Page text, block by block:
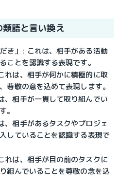
類語と言い換え
き」: これは、相手がある活動
ことを認識する表現です。
れは、相手が何かに積極的に取
尊敬の意を込めて表現します。
、相手が一貫して取り組んでい
。
、相手があるタスクやプロジェ
していることを認識する表現で
れは、相手が目の前のタスクに
組んでいることを尊敬の念を込